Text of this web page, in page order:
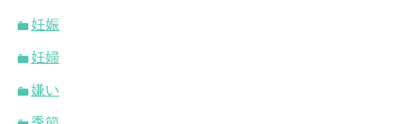
妊娠
妊婦
嫌い